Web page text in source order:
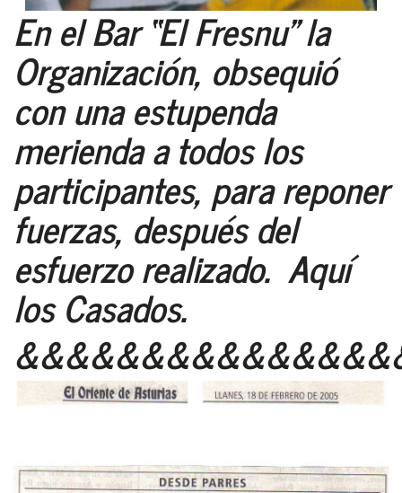
En el Bar “El Fresnu” la
Organización, obsequió
con una estupenda
merienda a todos los
participantes, para reponer
fuerzas, después del
esfuerzo realizado. Aquí
los Casados.